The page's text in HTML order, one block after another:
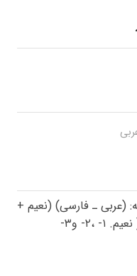
(عربی ـ فارسی) (نعیم +
و۳-